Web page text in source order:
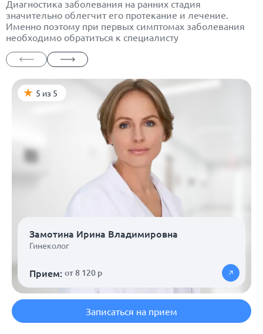
Диагностика заболевания на ранних стадия
значительно облегчит его протекание и лечение.
Именно поэтому при первых симптомах заболевания
необходимо обратиться к специалисту
5 из 5
Замотина Ирина Владимировна
Гинеколог
Прием: от 8 120 р
Записаться на прием